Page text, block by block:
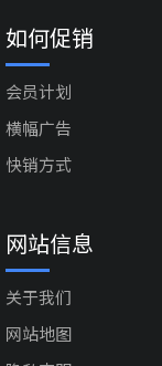
如何促销
会员计划
横幅广告
快销方式
网站信息
关于我们
网站地图